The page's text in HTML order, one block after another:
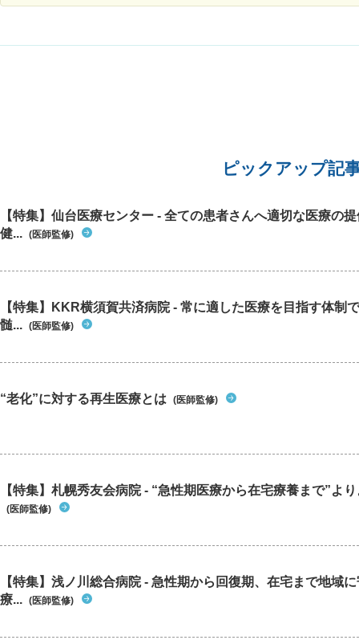
したほうがいいのかこのまま下剤を飲み続た方が
ピックアップ記
【特集】仙台医療センター - 全ての患者さんへ適切な医療の
健... (医師監修)
【特集】KKR横須賀共済病院 - 常に適した医療を目指す体制
髄... (医師監修)
“老化”に対する再生医療とは (医師監修)
【特集】札幌秀友会病院 - “急性期医療から在宅療養まで”よ
(医師監修)
【特集】浅ノ川総合病院 - 急性期から回復期、在宅まで地域
療... (医師監修)